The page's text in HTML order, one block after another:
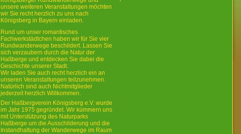
unsere weiteren Veranstaltungen möchten
wir Sie recht herzlich zu uns nach
Königsberg in Bayern einladen.
Rund um unser romantisches
Fachwerkstädtchen haben wir für Sie vier
Rundwanderwege beschildert. Lassen Sie
sich verzaubern durch die Natur der
Haßberge und entdecken Sie dabei die
Geschichte unserer Stadt.
Wir laden Sie auch recht herzlich ein an
unseren Veranstaltungen teilzunehmen.
Natürlich sind auch Nichtmitglieder
jederzeit herzlich Willkommen.
Der Haßbergverein Königsberg e.V. wurde
im Jahr 1975 gegründet. Wir kümmern uns
mit Unterstützung des Naturparks
Haßberge um die Ausschilderung und die
Instandhaltung der Wanderwege im Raum